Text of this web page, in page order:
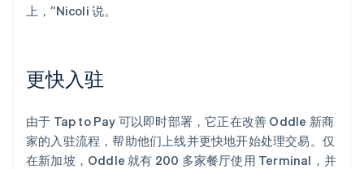
上，”Nicoli 说。
更快入驻
由于 Tap to Pay 可以即时部署，它正在改善 Oddle 新商
家的入驻流程，帮助他们上线并更快地开始处理交易。仅
在新加坡，Oddle 就有 200 多家餐厅使用 Terminal，并